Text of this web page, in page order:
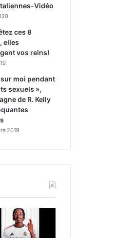
Vidéo
ces 8
elles
vos reins!
moi pendant
sexuels »,
de R. Kelly
2019